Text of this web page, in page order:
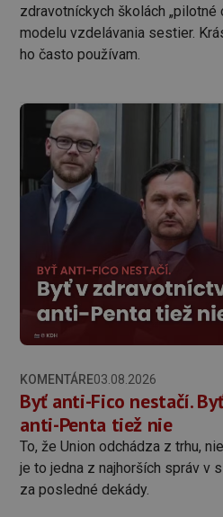
zdravotníckych školách „pilotné
modelu vzdelávania sestier.
ho často používam.
KOMENTÁRE03.08.2026
Byť anti-Fico nestačí.
anti-Penta tiež nie
To, že Union odchádza z trhu,
je to jedna z najhorších správ v
za posledné dekády.